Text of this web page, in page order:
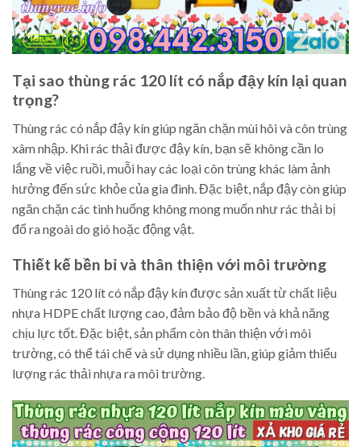
Tại sao thùng rác 120 lít có nắp đậy kín lại quan
trọng?
Thùng rác có nắp đậy kín giúp ngăn chặn mùi hôi và côn trùng
xâm nhập. Khi rác thải được đậy kín, bạn sẽ không cần lo
lắng về việc ruồi, muỗi hay các loại côn trùng khác làm ảnh
hưởng đến sức khỏe của gia đình. Đặc biệt, nắp đậy còn giúp
ngăn chặn các tình huống không mong muốn như rác thải bị
đổ ra ngoài do gió hoặc động vật.
Thiết kế bền bỉ và thân thiện với môi trường
Thùng rác 120 lít có nắp đậy kín được sản xuất từ chất liệu
nhựa HDPE chất lượng cao, đảm bảo độ bền và khả năng
chịu lực tốt. Đặc biệt, sản phẩm còn thân thiện với môi
trường, có thể tái chế và sử dụng nhiều lần, giúp giảm thiểu
lượng rác thải nhựa ra môi trường.